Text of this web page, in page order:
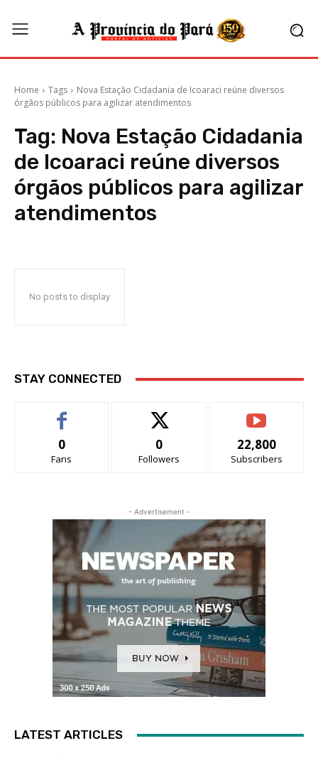
Home Tags
Nova Estação Cidadania de Icoaraci reúne diversos
órgãos públicos para agilizar atendimentos
Tag: Nova Estação Cidadania
de Icoaraci reúne diversos
órgãos públicos para agilizar
atendimentos
No posts to display
STAY CONNECTED
0
Fans
0
Followers
22,800
Subscribers
- Advertisement -
LATEST ARTICLES